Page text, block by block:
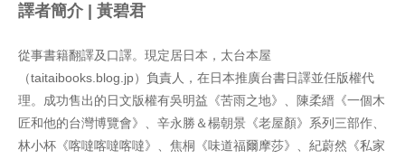
譯者簡介 | 黃碧君
從事書籍翻譯及口譯。現定居日本，太台本屋
（taitaibooks.blog.jp）負責人，在日本推廣台書日譯並任版權代
理。成功售出的日文版權有吳明益《苦雨之地》、陳柔縉《一個木
匠和他的台灣博覽會》、辛永勝＆楊朝景《老屋顏》系列三部作、
林小杯《喀噠喀噠喀噠》、焦桐《味道福爾摩莎》、紀蔚然《私家